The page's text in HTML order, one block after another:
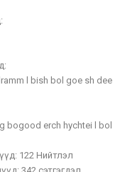
l bish bol goe sh dee
bogood erch hychtei l bol
122 Нийтлэл